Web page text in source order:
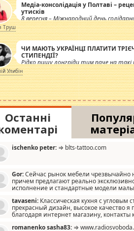
Медіа-консолідація у Полтаві –
утисків
8 вересня – Міжнародний день
журналістів.
Труш
ЧИ МАЮТЬ УКРАЇНЦІ ПЛАТИТИ
СТИПЕНДІЇ?
Рідко пишу лонгріди тим паче на
але вже просто дістало! Обурюють
інсенуації навколо стипендіального
Штучно роздувається ще одна
катастрофа.
Улибін
Останні
ischenko peter: ⇒ blts-tattoo.com
Gor:Сейчас рынок мебели чрезвычайно
причем предлагают реально
исполнение и стандартные модели
мало походит на стандартные формы, в
и что главное - со вкусом все в
ненужных наворотов удорожающих мебель,
tavaseni: Классическая кухня с угловым
прекрасный дизайн, высокое качество я
благодаря интернет магазину, контакты
romanenko sasha83: ⇒